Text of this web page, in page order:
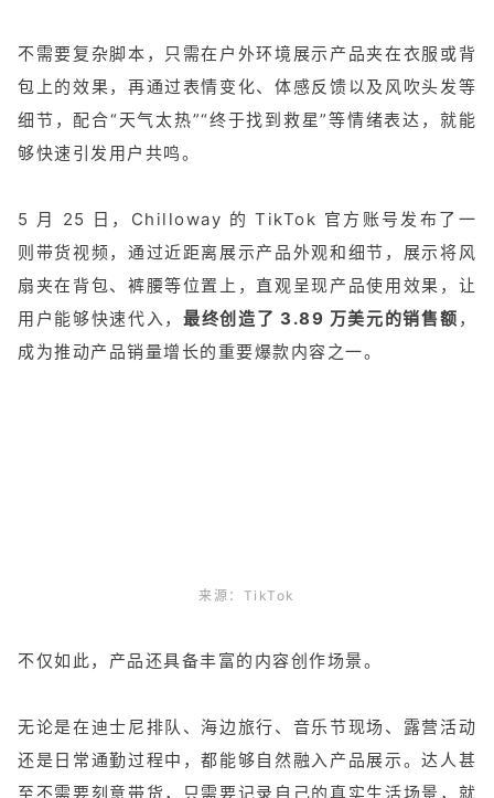
不需要复杂脚本，只需在户外环境展示产品夹在衣服或背
包上的效果，再通过表情变化、体感反馈以及风吹头发等
细节，配合“天气太热”“终于找到救星”等情绪表达，就能
够快速引发用户共鸣。
5 月 25 日，Chilloway 的 TikTok 官方账号发布了一
则带货视频，通过近距离展示产品外观和细节，展示将风
扇夹在背包、裤腰等位置上，直观呈现产品使用效果，让
用户能够快速代入，最终创造了 3.89 万美元的销售额 ，
成为推动产品销量增长的重要爆款内容之一。
来源：TikTok
不仅如此，产品还具备丰富的内容创作场景。
无论是在迪士尼排队、海边旅行、音乐节现场、露营活动
还是日常通勤过程中，都能够自然融入产品展示。达人甚
至不需要刻意带货，只需要记录自己的真实生活场景，就